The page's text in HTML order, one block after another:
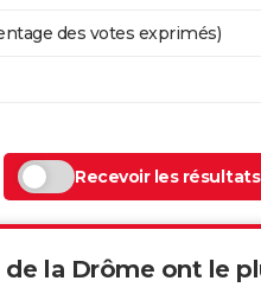
des votes exprimés)
Recevoir les résultats
de la Drôme ont le